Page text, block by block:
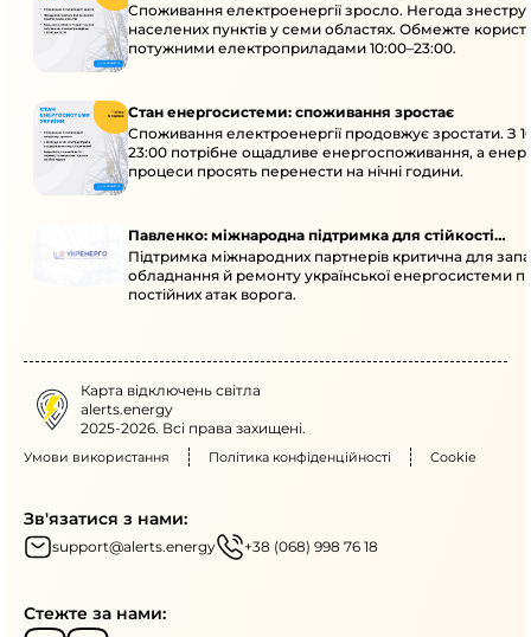
Споживання електроенергії зросло. Негода
населених пунктів у семи областях. Обмежте
потужними електроприладами 10:00–23:00.
Стан енергосистеми: споживання зростає
Споживання електроенергії продовжує зростати. З
23:00 потрібне ощадливе енергоспоживання, а
процеси просять перенести на нічні години.
Павленко: міжнародна підтримка для стійкості
енергосистеми
Підтримка міжнародних партнерів критична для
обладнання й ремонту української енергосистеми
постійних атак ворога.
Карта відключень світла
alerts.energy
2025-2026. Всі права захищені.
Умови використання Політика конфіденційності Cookie
Зв'язатися з нами:
support@alerts.energy +38 (068) 998 76 18
Стежте за нами: